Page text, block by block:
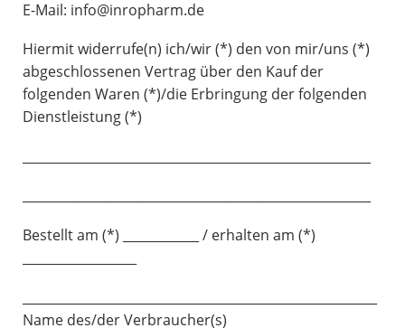
E-Mail: info@inropharm.de
Hiermit widerrufe(n) ich/wir (*) den von mir/uns (*)
abgeschlossenen Vertrag über den Kauf der
folgenden Waren (*)/die Erbringung der folgenden
Dienstleistung (*)
Bestellt am (*) ____________ / erhalten am (*)
Name des/der Verbraucher(s)